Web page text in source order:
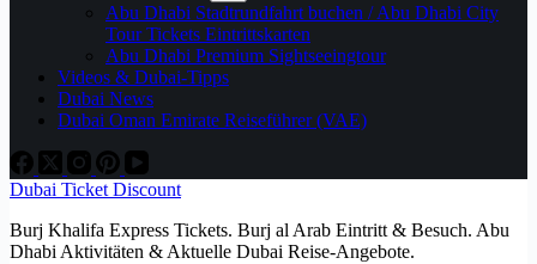
Abu Dhabi Stadtrundfahrt buchen / Abu Dhabi City
Tour Tickets Eintrittskarten
Abu Dhabi Premium Sightseeingtour
Videos & Dubai-Tipps
Dubai News
Dubai Oman Emirate Reiseführer (VAE)
Dubai Ticket Discount
Burj Khalifa Express Tickets. Burj al Arab Eintritt & Besuch. Abu
Dhabi Aktivitäten & Aktuelle Dubai Reise-Angebote.